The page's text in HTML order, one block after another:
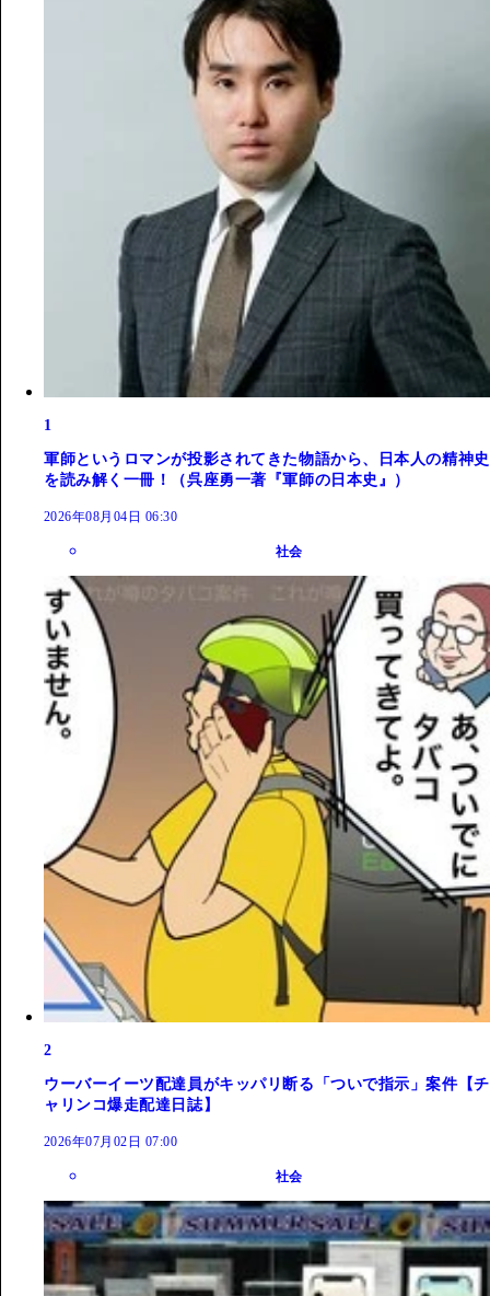
1
軍師というロマンが投影されてきた物語から、日本人の精神史
を読み解く一冊！（呉座勇一著『軍師の日本史』）
2026年08月04日 06:30
社会
2
ウーバーイーツ配達員がキッパリ断る「ついで指示」案件【チ
ャリンコ爆走配達日誌】
2026年07月02日 07:00
社会